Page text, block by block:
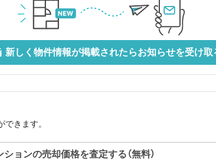
新しく物件情報が掲載されたらお知らせを受け取
きます。
ションの売却価格を査定する（無料）